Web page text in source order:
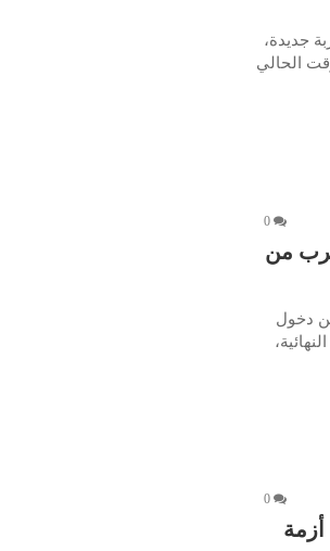
جديدة،
الحالي
0
من
دخول
0